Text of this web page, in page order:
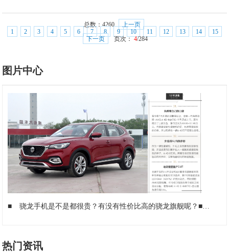
总数： 4260
上一页
1
2 3 4 5 6 7 8 9 10 11 12 13 14
15
下一页
页次：4/284
图片中心
■ 骁龙手机是不是都很贵？有没有性价比高的骁龙旗舰呢？■
热门资讯